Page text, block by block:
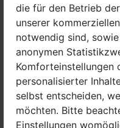
die für den Betrieb
unserer
notwendig sind,
anonymen
Komforteinstellungen
personalisierter
selbst entscheiden,
möchten. Bitte
Einstellungen
09. Februar 2021:
sich an Nauens erster
begrüßte gemeinsam
Stadtentwicklungsamt
Bürgerbeteiligung und
(BBeE) zur per
angekündigten
28.01.2021.